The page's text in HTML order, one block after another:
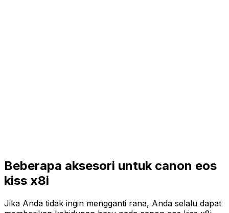
Beberapa aksesori untuk canon eos
kiss x8i
Jika Anda tidak ingin mengganti rana, Anda selalu dapat